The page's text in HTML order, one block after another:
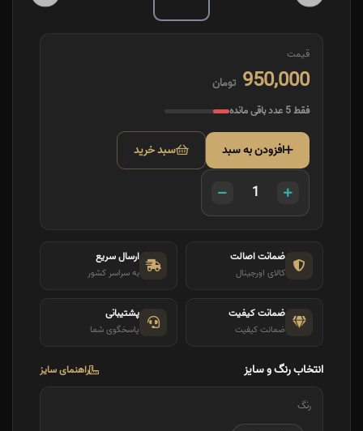
قیمت
950,000 تومان
فقط 5 عدد باقی مانده
افزودن به سبد سبد خرید
ضمانت اصالت
کالای اورجینال
ارسال سریع
به سراسر کشور
ضمانت کیفیت
ضمانت کیفیت
پشتیبانی
پاسخگوی شما
انتخاب رنگ و سایز راهنمای سایز
رنگ